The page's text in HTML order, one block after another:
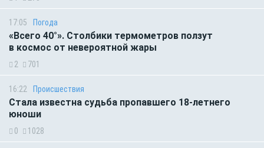
17:05 Погода
«Всего 40°». Столбики термометров ползут
в космос от невероятной жары
2 701
16:22 Происшествия
Стала известна судьба пропавшего 18-летнего
юноши
0 1028